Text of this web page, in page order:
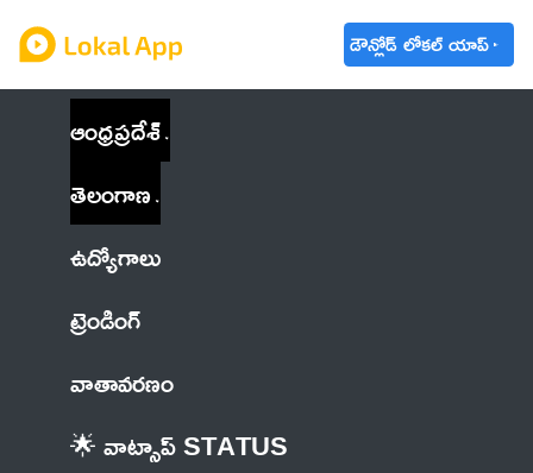
డౌన్లోడ్ లోకల్ యాప్
ఆంధ్రప్రదేశ్
తెలంగాణ
ఉద్యోగాలు
ట్రెండింగ్
వాతావరణం
🌟 వాట్సాప్ STATUS